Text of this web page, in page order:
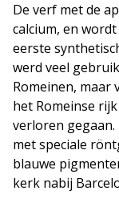
De verf met de
calcium, en
eerste
werd veel
Romeinen, maar
het Romeinse
verloren
met speciale
blauwe
kerk nabij